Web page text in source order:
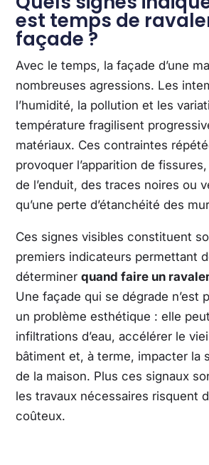
est temps de
façade ?
Avec le temps, la façade d’une
nombreuses agressions. Les
l’humidité, la pollution et les
température fragilisent
matériaux. Ces contraintes
provoquer l’apparition de
de l’enduit, des traces noires ou
qu’une perte d’étanchéité des
Ces signes visibles constituent
premiers indicateurs permettant
déterminerquand faire un
Une façade qui se dégrade n’est
un problème esthétique : elle
infiltrations d’eau, accélérer le
bâtiment et, à terme, impacter la
de la maison. Plus ces signaux
les travaux nécessaires risquent
coûteux.